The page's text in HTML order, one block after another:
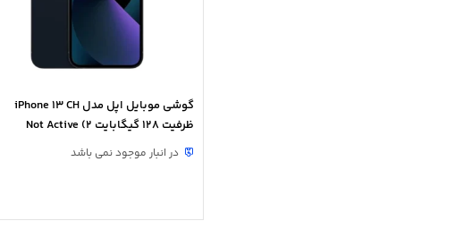
گوشی موبایل اپل مدل iPhone 13 CH
ظرفیت 128 گیگابایت Not Active (2
سیمکارت)
در انبار موجود نمی باشد